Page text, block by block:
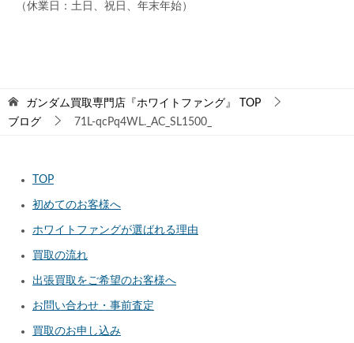
（休業日：土日、祝日、年末年始）
ガンダム買取専門店『ホワイトファング』
TOP
ブログ
71L-qcPq4WL._AC_SL1500_
TOP
初めてのお客様へ
ホワイトファングが選ばれる理由
買取の流れ
出張買取をご希望のお客様へ
お問い合わせ・事前査定
買取のお申し込み